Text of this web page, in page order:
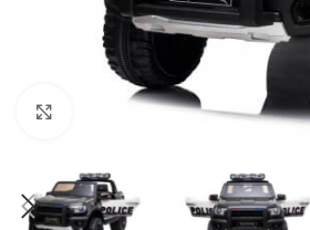
Click to enlarge